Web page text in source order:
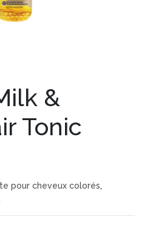
&
Tonic
pour cheveux colorés,